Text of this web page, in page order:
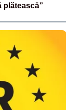
plătească”